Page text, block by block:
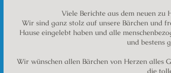
Viele Berichte aus dem neuen zu
Wir sind ganz stolz auf unsere Bärchen und
Hause eingelebt haben und alle
und bestens
Wir wünschen allen Bärchen von Herzen alles